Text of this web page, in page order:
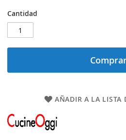
Cantidad
AÑADIR A LA LISTA